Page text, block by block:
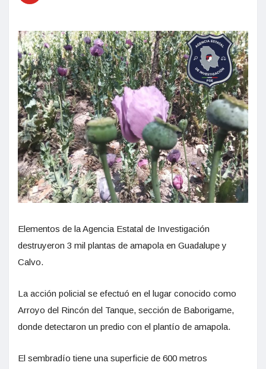
Elementos de la Agencia Estatal de Investigación
destruyeron 3 mil plantas de amapola en Guadalupe y
Calvo.
La acción policial se efectuó en el lugar conocido como
Arroyo del Rincón del Tanque, sección de Baborigame,
donde detectaron un predio con el plantío de amapola.
El sembradío tiene una superficie de 600 metros